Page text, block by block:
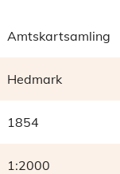
Amtskartsamling
Hedmark
1854
1:2000